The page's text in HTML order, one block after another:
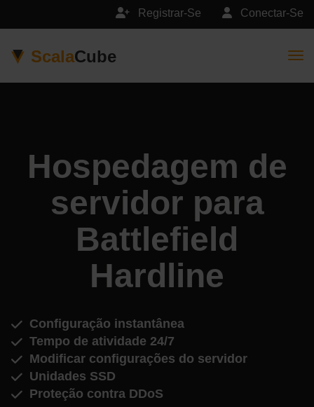
Conectar-Se
Registrar-Se
ScalaCube
Hospedagem de
servidor para
Battlefield
Hardline
Configuração instantânea
Tempo de atividade 24/7
Modificar configurações do servidor
Unidades SSD
Proteção contra DDoS